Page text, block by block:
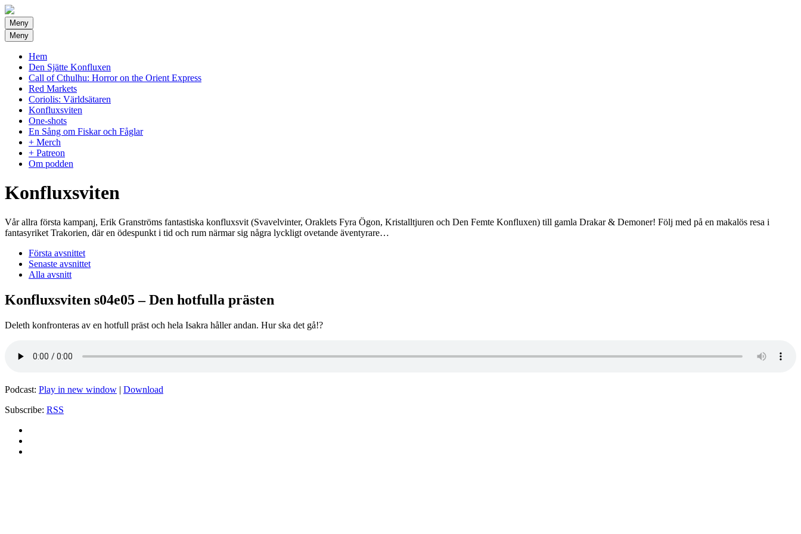
Meny
Meny
Hem
Den Sjätte Konfluxen
Call of Cthulhu: Horror on the Orient Express
Red Markets
Coriolis: Världsätaren
Konfluxsviten
One-shots
En Sång om Fiskar och Fåglar
+ Merch
+ Patreon
Om podden
Konfluxsviten
Vår allra första kampanj, Erik Granströms fantastiska konfluxsvit (Svavelvinter, Oraklets Fyra Ögon, Kristalltjuren och Den Femte Konfluxen) till gamla Drakar & Demoner! Följ med på en makalös resa i
fantasyriket Trakorien, där en ödespunkt i tid och rum närmar sig några lyckligt ovetande äventyrare…
Första avsnittet
Senaste avsnittet
Alla avsnitt
Konfluxsviten s04e05 – Den hotfulla prästen
Deleth konfronteras av en hotfull präst och hela Isakra håller andan. Hur ska det gå!?
Podcast: Play in new window | Download
Subscribe: RSS